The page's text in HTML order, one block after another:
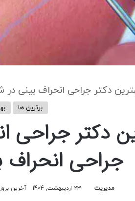
دکتر جراحی انحراف بینی
برترین ها
دکتر جراحی
جراحی انحراف
مدیریت 23 اردیبهشت, 1404 آخرین بروزرسانی: